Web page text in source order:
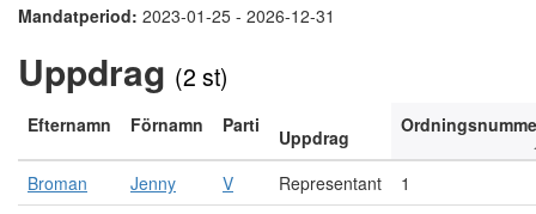
Mandatperiod: 2023-01-25 - 2026-12-31
Uppdrag (2 st)
Efternamn Förnamn Parti
Uppdrag
Broman Jenny V Representant
1